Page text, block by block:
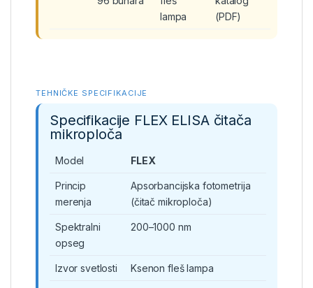
lampa
(PDF)
TEHNIČKE SPECIFIKACIJE
Specifikacije FLEX ELISA čitača
mikroploča
Model FLEX
Princip
merenja
Apsorbancijska fotometrija
(čitač mikroploča)
Spektralni
opseg
200–1000 nm
Izvor svetlosti Ksenon fleš lampa